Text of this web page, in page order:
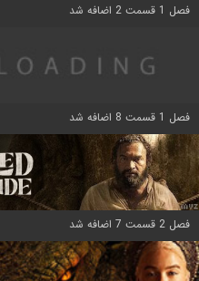
فصل 1 قسمت 2 اضافه شد
فصل 1 قسمت 8 اضافه شد
فصل 2 قسمت 7 اضافه شد